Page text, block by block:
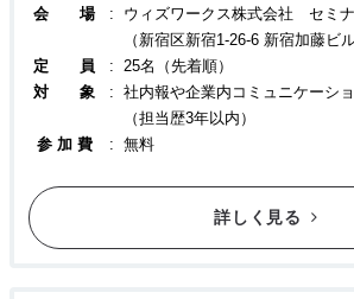
会 場 :
ウィズワークス株式会社 セミ
（新宿区新宿1-26-6 新宿加藤ビ
定 員
: 25名（先着順）
対 象
: 社内報や企業内コミュニケーシ
（担当歴3年以内）
参 加 費
: 無料
詳しく見る